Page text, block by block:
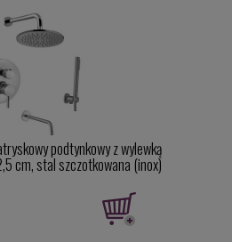
podtynkowy z wylewką
cm, stal szczotkowana (inox)